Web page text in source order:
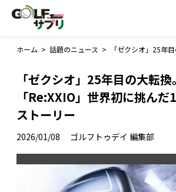
ホーム > 話題のニュース >
「ゼクシオ」25年目の大転換。
「Re:XXIO」世界初に挑ん
ストーリー
2026/01/08 ゴルフトゥデイ 編集部